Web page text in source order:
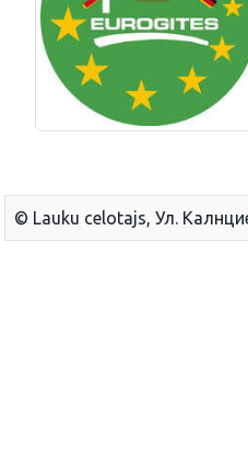
© Lauku сelotajs, Ул.